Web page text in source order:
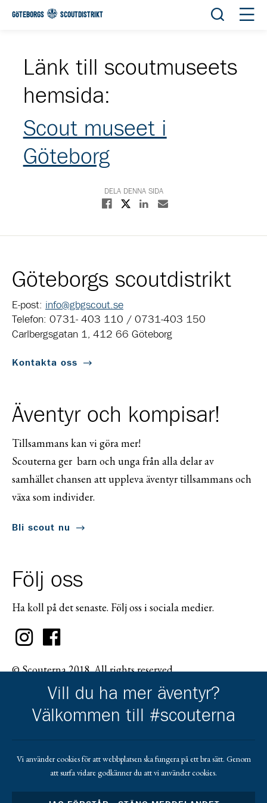
GÖTEBORGS SCOUTDISTRIKT Öppna
Länk till scoutmuseets
hemsida:
Scout museet i
Göteborg
DELA DENNA SIDA
Dela på Facebook
Dela på XDela på Linkedin
Dela med E-post
Göteborgs scoutdistrikt
E-post: info@gbgscout.se
Telefon: 0731- 403 110 / 0731-403 150
Carlbergsgatan 1, 412 66 Göteborg
Kontakta oss
Äventyr och kompisar!
Tillsammans kan vi göra mer!
Scouterna ger barn och unga från alla delar av
samhället chansen att uppleva äventyr tillsammans och
växa som individer.
Bli scout nu
Följ oss
Ha koll på det senaste. Följ oss i sociala medier.
© Scouterna 2018. All rights reserved.
Gå till pl_50
Vill du ha mer äventyr?
Välkommen till #scouterna
Vi använder cookies för att webbplatsen ska fungera på ett bra sätt. Genom
att surfa vidare godkänner du att vi använder cookies.